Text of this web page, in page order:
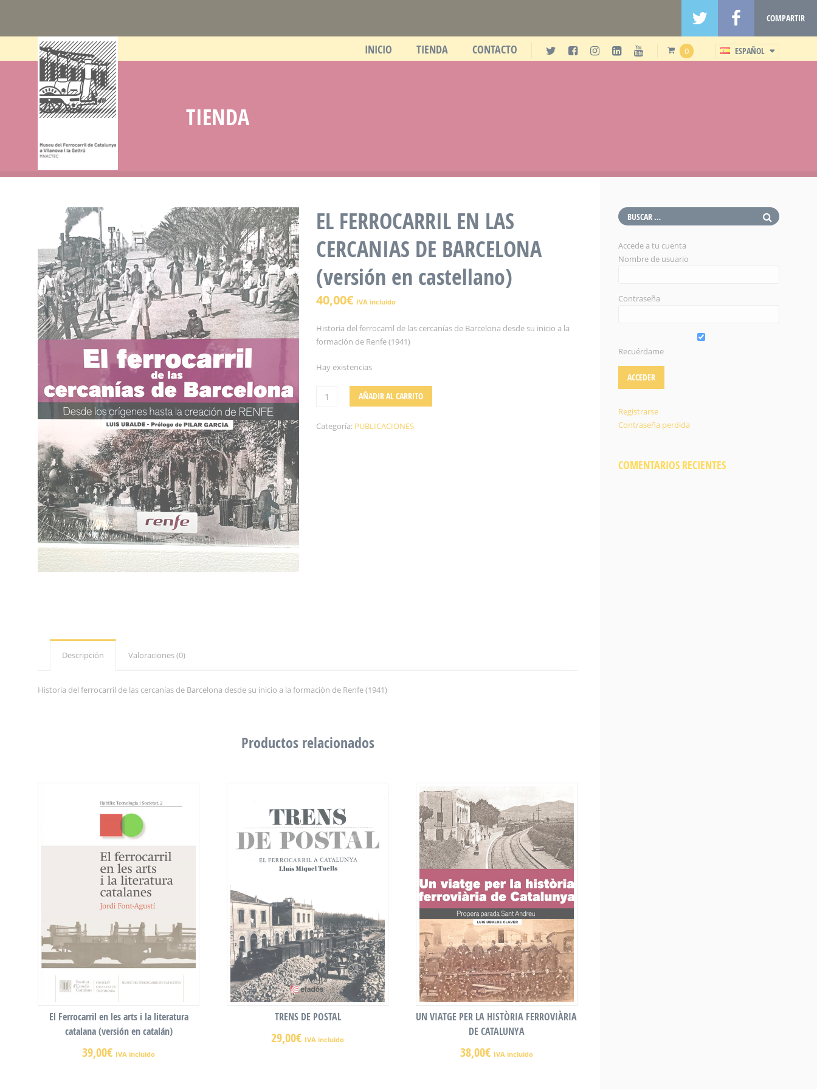
COMPARTIR
INICIO TIENDA CONTACTO ESPAÑOL
0
TIENDA
EL FERROCARRIL EN LAS
CERCANIAS DE BARCELONA
(versión en castellano)
40,00€ IVA incluido
Historia del ferrocarril de las cercanías de Barcelona desde su inicio a la
formación de Renfe (1941)
Hay existencias
AÑADIR AL CARRITO
Categoría: PUBLICACIONES
Descripción Valoraciones (0)
Historia del ferrocarril de las cercanías de Barcelona desde su inicio a la formación de Renfe (1941)
Productos relacionados
El Ferrocarril en les arts i la literatura
catalana (versión en catalán)
39,00€ IVA incluido
TRENS DE POSTAL
29,00€ IVA incluido
UN VIATGE PER LA HISTÒRIA FERROVIÀRIA
DE CATALUNYA
38,00€ IVA incluido
Accede a tu cuenta
Nombre de usuario
Contraseña
Recuérdame
Registrarse
Contraseña perdida
COMENTARIOS RECIENTES